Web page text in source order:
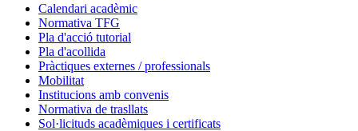
Calendari acadèmic
Normativa TFG
Pla d'acció tutorial
Pla d'acollida
Pràctiques externes / professionals
Mobilitat
Institucions amb convenis
Normativa de trasllats
Sol·licituds acadèmiques i certificats